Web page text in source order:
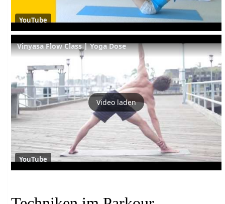
YouTube
Vinyasa Flow Class | Yoga Dose
Video laden
YouTube